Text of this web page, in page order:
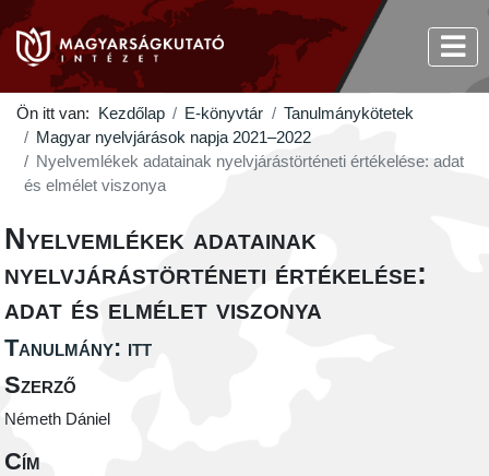
Ön itt van: Kezdőlap E-könyvtár
Tanulmánykötetek
Magyar nyelvjárások napja 2021–2022
Nyelvemlékek adatainak nyelvjárástörténeti értékelése: adat
és elmélet viszonya
Nyelvemlékek adatainak
nyelvjárástörténeti értékelése:
adat és elmélet viszonya
Tanulmány: itt
Szerző
Németh Dániel
Cím